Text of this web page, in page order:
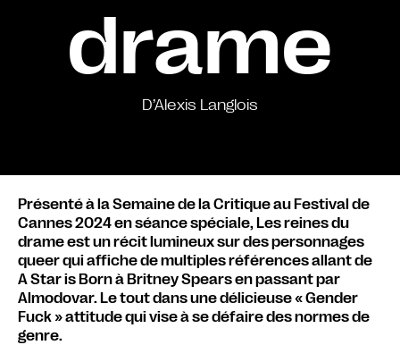
drame
D’Alexis Langlois
Présenté à la Semaine de la Critique au Festival de
Cannes 2024 en séance spéciale, Les reines du
drame est un récit lumineux sur des personnages
queer qui affiche de multiples références allant de
A Star is Born à Britney Spears en passant par
Almodovar. Le tout dans une délicieuse « Gender
Fuck » attitude qui vise à se défaire des normes de
genre.